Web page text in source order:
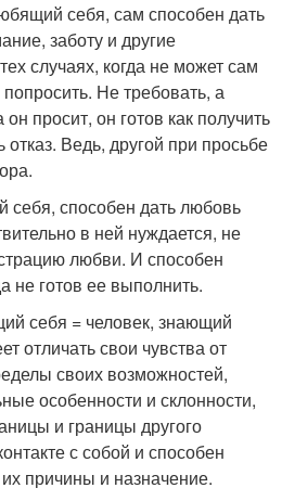
себя, сам способен дать
заботу и другие
случаях, когда не может сам
Не требовать, а
просит, он готов как получить
Ведь, другой при просьбе
себя, способен дать любовь
в ней нуждается, не
любви. И способен
не готов ее выполнить.
себя = человек, знающий
отличать свои чувства от
своих возможностей,
особенности и склонности,
и границы другого
с собой и способен
причины и назначение.